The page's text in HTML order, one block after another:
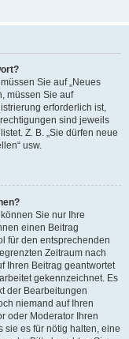
Sie auf „Neues
müssen Sie auf
erforderlich ist,
sind jeweils
Z. B. „Sie dürfen neue
usw.
Sie nur Ihre
einen Beitrag
für den entsprechenden
Zeitraum nach
Ihren Beitrag geantwortet
gekennzeichnet. Es
der Bearbeitungen
niemand auf Ihren
oder Moderator Ihren
sie es für nötig halten, eine